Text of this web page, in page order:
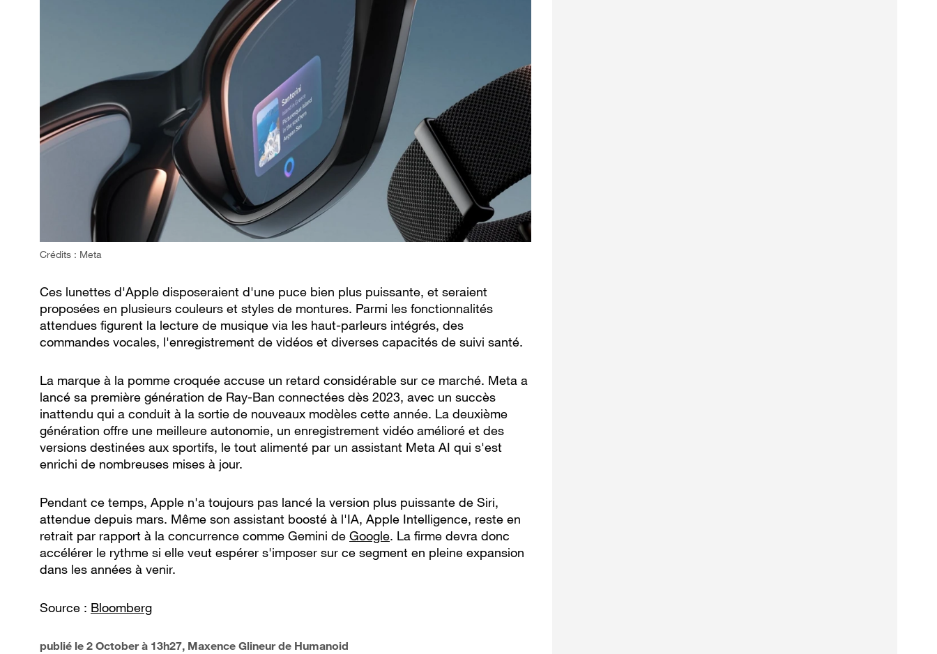
Crédits : Meta
Ces lunettes d'Apple disposeraient d'une puce bien plus puissante, et seraient
proposées en plusieurs couleurs et styles de montures. Parmi les fonctionnalités
attendues figurent la lecture de musique via les haut-parleurs intégrés, des
commandes vocales, l'enregistrement de vidéos et diverses capacités de suivi santé.
La marque à la pomme croquée accuse un retard considérable sur ce marché. Meta a
lancé sa première génération de Ray-Ban connectées dès 2023, avec un succès
inattendu qui a conduit à la sortie de nouveaux modèles cette année. La deuxième
génération offre une meilleure autonomie, un enregistrement vidéo amélioré et des
versions destinées aux sportifs, le tout alimenté par un assistant Meta AI qui s'est
enrichi de nombreuses mises à jour.
Pendant ce temps, Apple n'a toujours pas lancé la version plus puissante de Siri,
attendue depuis mars. Même son assistant boosté à l'IA, Apple Intelligence, reste en
retrait par rapport à la concurrence comme Gemini de Google. La firme devra donc
accélérer le rythme si elle veut espérer s'imposer sur ce segment en pleine expansion
dans les années à venir.
Source : Bloomberg
publié le 2 October à 13h27, Maxence Glineur de Humanoid